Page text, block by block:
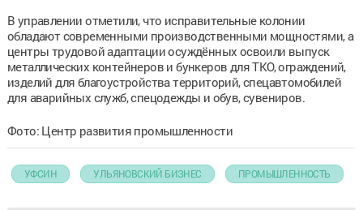
В управлении отметили, что исправительные колонии
обладают современными производственными мощностями, а
центры трудовой адаптации осуждённых освоили выпуск
металлических контейнеров и бункеров для ТКО, ограждений,
изделий для благоустройства территорий, спецавтомобилей
для аварийных служб, спецодежды и обув, сувениров.
Фото: Центр развития промышленности
УФСИН УЛЬЯНОВСКИЙ БИЗНЕС ПРОМЫШЛЕННОСТЬ